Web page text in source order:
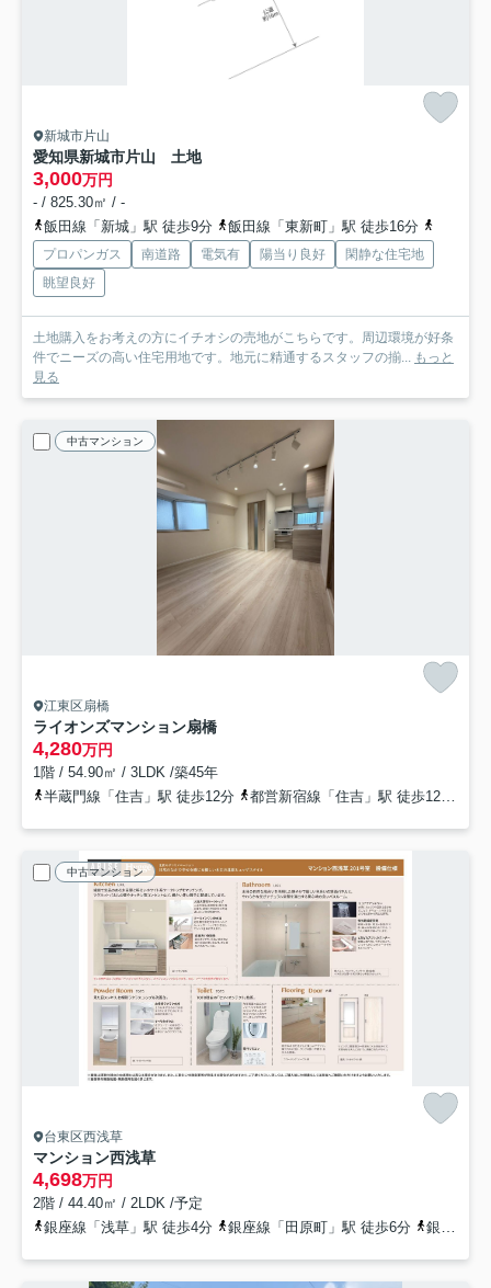
新城市片山
愛知県新城市片山 土地
3,000万円
- / 825.30㎡ / -
飯田線「新城」駅 徒歩9分
飯田線「東新町」駅 徒歩16分
プロパンガス 南道路 電気有 陽当り良好
閑静な住宅地
眺望良好
土地購入をお考えの方にイチオシの売地がこちらです。周辺環境が好条
件でニーズの高い住宅用地です。地元に精通するスタッフの揃... もっと
見る
中古マンション
江東区扇橋
ライオンズマンション扇橋
4,280万円
1階 / 54.90㎡ / 3LDK /築45年
半蔵門線「住吉」駅 徒歩12分
都営新宿線「住吉」駅 徒歩12分
中古マンション
台東区西浅草
マンション西浅草
4,698万円
2階 / 44.40㎡ / 2LDK /予定
銀座線「浅草」駅 徒歩4分
銀座線「田原町」駅 徒歩6分 銀座線「浅草」駅 徒歩12分